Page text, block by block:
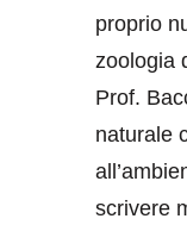
proprio
zoologia
Prof.
naturale
scrivere